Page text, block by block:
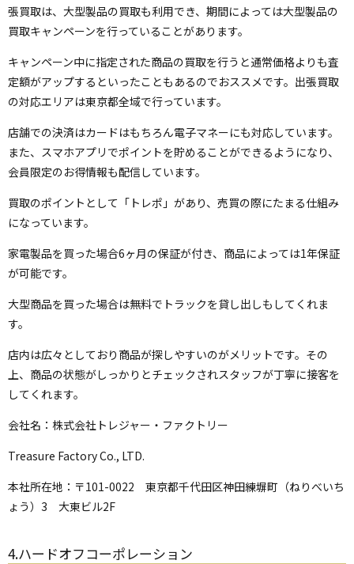
張買取は、大型製品の買取も利用でき、期間によっては大型製品の
買取キャンペーンを行っていることがあります。
キャンペーン中に指定された商品の買取を行うと通常価格よりも査
定額がアップするといったこともあるのでおススメです。出張買取
の対応エリアは東京都全域で行っています。
店舗での決済はカードはもちろん電子マネーにも対応しています。
また、スマホアプリでポイントを貯めることができるようになり、
会員限定のお得情報も配信しています。
買取のポイントとして「トレポ」があり、売買の際にたまる仕組み
になっています。
家電製品を買った場合6ヶ月の保証が付き、商品によっては1年保証
が可能です。
大型商品を買った場合は無料でトラックを貸し出しもしてくれま
す。
店内は広々としており商品が探しやすいのがメリットです。その
上、商品の状態がしっかりとチェックされスタッフが丁寧に接客を
してくれます。
会社名：株式会社トレジャー・ファクトリー
Treasure Factory Co., LTD.
本社所在地：〒101-0022 東京都千代田区神田練塀町（ねりべいち
ょう）3 大東ビル2F
4.ハードオフコーポレーション